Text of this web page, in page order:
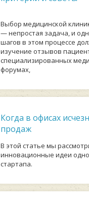
Выбор медицинской
— непростая задача, и
шагов в этом процессе
изучение отзывов
специализированных
форумах,
Когда в офисах
продаж
В этой статье мы
инновационные идеи
стартапа.